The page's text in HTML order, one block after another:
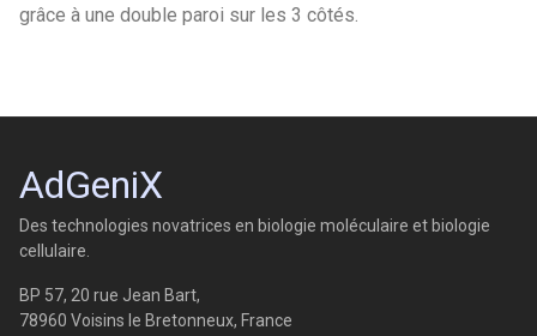
grâce à une double paroi sur les 3 côtés.
AdGeniX
Des technologies novatrices en biologie moléculaire et biologie
cellulaire.
BP 57, 20 rue Jean Bart,
78960 Voisins le Bretonneux, France